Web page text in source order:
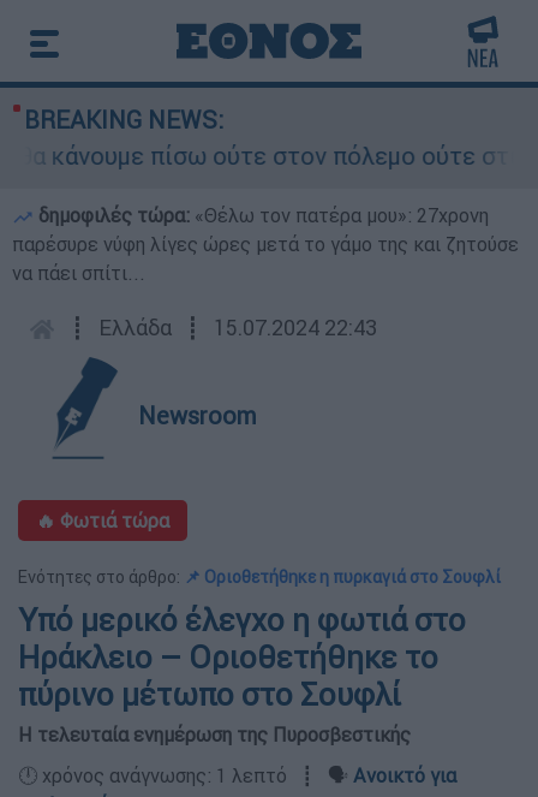
BREAKING NEWS:
κάνουμε πίσω ούτε στον πόλεμο ούτε στις
δημοφιλές τώρα: «Θέλω τον πατέρα μου»: 27χρονη
παρέσυρε νύφη λίγες ώρες μετά το γάμο της και ζητούσε
να πάει σπίτι...
┋ Ελλάδα ┋ 15.07.2024 22:43
Newsroom
🔥 Φωτιά τώρα
Ενότητες στο άρθρο: 📌 Οριοθετήθηκε η πυρκαγιά στο Σουφλί
Υπό μερικό έλεγχο η φωτιά στο
Ηράκλειο – Οριοθετήθηκε το
πύρινο μέτωπο στο Σουφλί
Η τελευταία ενημέρωση της Πυροσβεστικής
🕛 χρόνος ανάγνωσης: 1 λεπτό ┋ 🗣️ Ανοικτό για